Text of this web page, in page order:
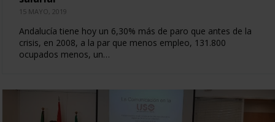
15 MAYO, 2019
Andalucía tiene hoy un 6,30% más de paro que antes de la
crisis, en 2008, a la par que menos empleo, 131.800
ocupados menos, un…